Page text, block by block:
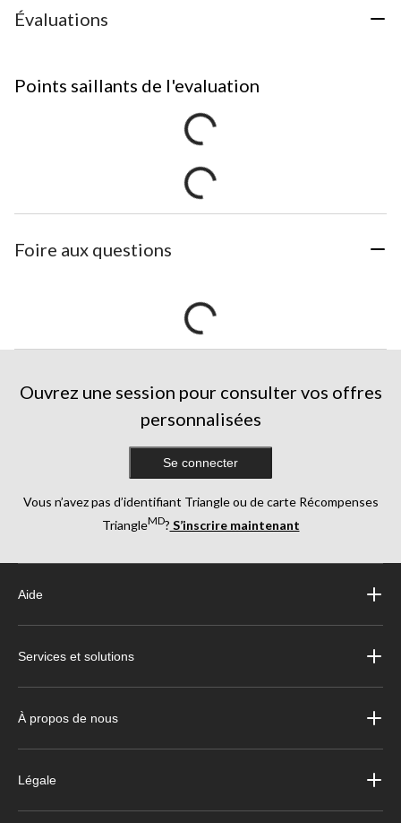
Évaluations
Points saillants de l'evaluation
Foire aux questions
Ouvrez une session pour consulter vos offres
personnalisées
Se connecter
Vous n’avez pas d’identifiant Triangle ou de carte Récompenses
TriangleMD? S’inscrire maintenant
Aide
Services et solutions
À propos de nous
Légale